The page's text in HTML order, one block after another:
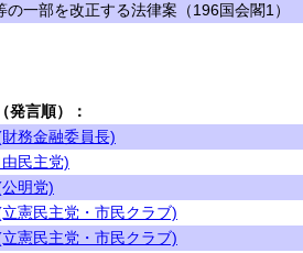
の一部を改正する法律案（196国会閣1）
発言順）：
務金融委員長)
民主党)
明党)
立憲民主党・市民クラブ)
憲民主党・市民クラブ)